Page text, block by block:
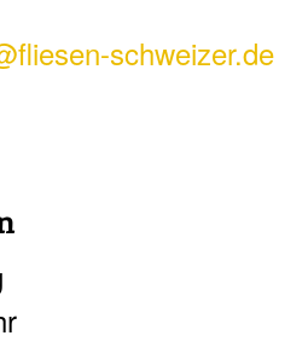
schweizer.de